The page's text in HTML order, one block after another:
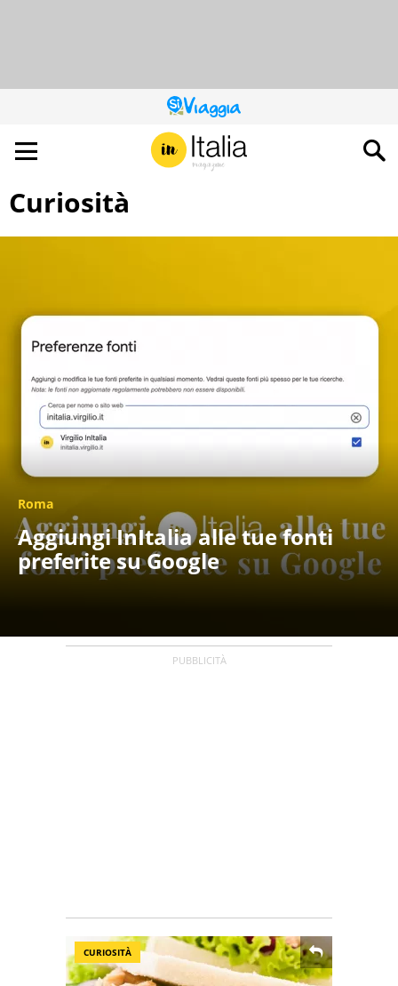
QUESTO
SITO
CONTRIBUISCE
ALL’AUDIENCE
DI
Curiosità
Roma
Aggiungi InItalia alle tue fonti
preferite su Google
CURIOSITÀ